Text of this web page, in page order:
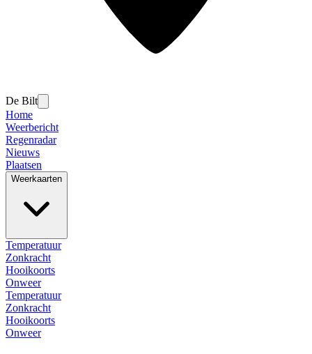
De Bilt
Home
Weerbericht
Regenradar
Nieuws
Plaatsen
Weerkaarten
Temperatuur
Zonkracht
Hooikoorts
Onweer
Temperatuur
Zonkracht
Hooikoorts
Onweer